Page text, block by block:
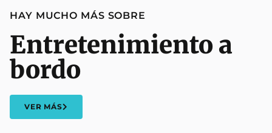
HAY MUCHO MÁS SOBRE
Entretenimiento a
bordo
VER MÁS